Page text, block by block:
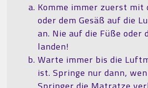
Komme immer zuerst mit
oder dem Gesäß auf die
an. Nie auf die Füße oder
landen!
Warte immer bis die
ist. Springe nur dann,